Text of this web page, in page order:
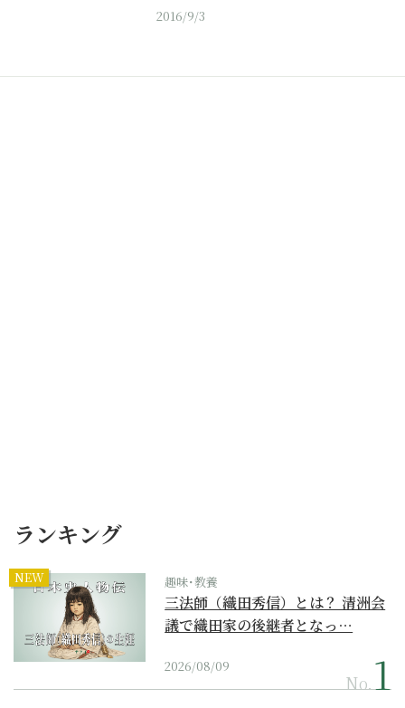
2016/9/3
ランキング
NEW 趣味･教養
三法師（織田秀信）とは？ 清洲会
議で織田家の後継者となっ…
2026/08/09
No.